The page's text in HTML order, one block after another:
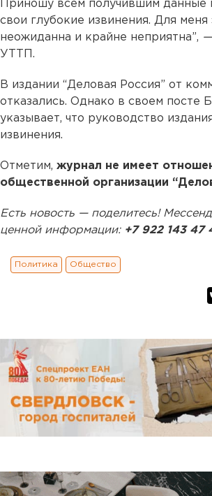
Приношу всем получившим данные
свои глубокие извинения. Для меня
неожиданна и крайне неприятна”, —
УТТП.
В издании “Деловая Россия” от
отказались. Однако в своем посте
указывает, что руководство
извинения.
Отметим, журнал не имеет
общественной организации
Есть новость — поделитесь!
ценной информации: +7 922 143 47
Политика Общество